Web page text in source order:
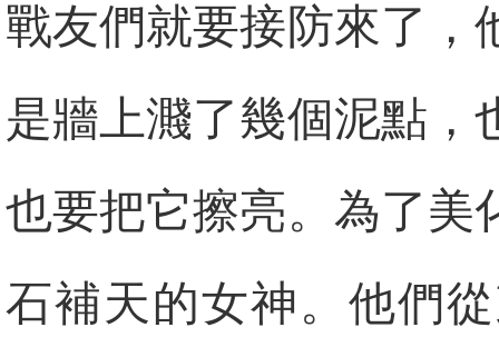
戰友們就要接防來了，
是牆上濺了幾個泥點，
也要把它擦亮。為了美
石補天的女神。他們